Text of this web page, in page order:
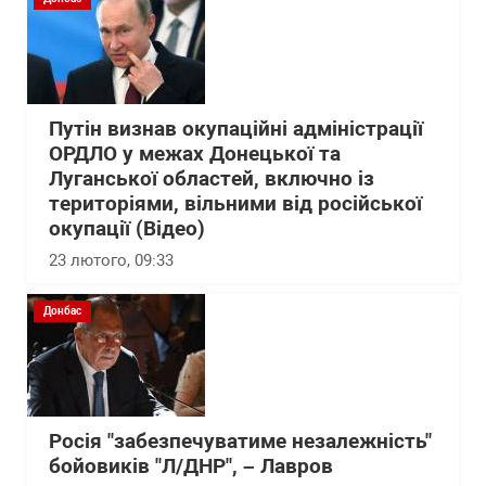
Путін визнав окупаційні адміністрації
ОРДЛО у межах Донецької та
Луганської областей, включно із
територіями, вільними від російської
окупації (Відео)
23 лютого, 09:33
Донбас
Росія "забезпечуватиме незалежність"
бойовиків "Л/ДНР", – Лавров